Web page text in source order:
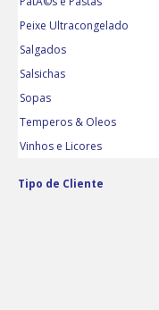
Peixe Ultracongelado
Salgados
Salsichas
Sopas
Temperos & Oleos
Vinhos e Licores
Tipo de Cliente